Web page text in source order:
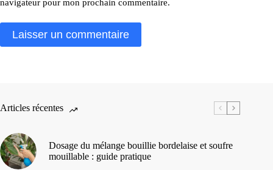
navigateur pour mon prochain commentaire.
Laisser un commentaire
Articles récentes
Dosage du mélange bouillie bordelaise et soufre
mouillable : guide pratique